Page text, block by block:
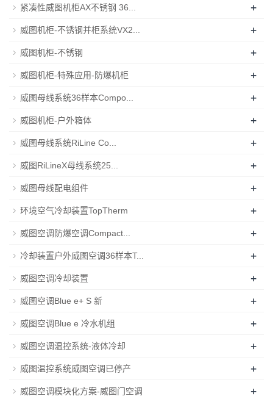
紧凑性威图机柜AX不锈钢 36... +
威图机柜-不锈钢并柜系统VX2... +
威图机柜-不锈钢 +
威图机柜-特殊应用-防爆机柜 +
威图母线系统36样本Compo... +
威图机柜-户外箱体 +
威图母线系统RiLine Co... +
威图RiLineX母线系统25... +
威图母线配电组件 +
环境空气冷却装置TopTherm +
威图空调防爆空调Compact... +
冷却装置户外威图空调36样本T... +
威图空调冷却装置 +
威图空调Blue e+ S 新 +
威图空调Blue e 冷水机组 +
威图空调温控系统-液体冷却 +
威图温控系统威图空调已停产 +
威图空调模块化方案-威图门空调 +